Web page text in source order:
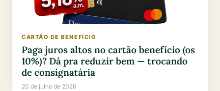
CARTÃO DE BENEFÍCIO
Paga juros altos no cartão benefício (os
10%)? Dá pra reduzir bem — trocando
de consignatária
20 de julho de 2026